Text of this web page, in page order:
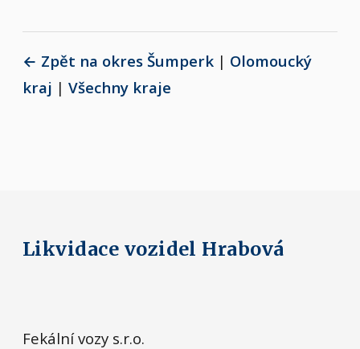
← Zpět na okres Šumperk | Olomoucký
kraj | Všechny kraje
Likvidace vozidel Hrabová
Fekální vozy s.r.o.